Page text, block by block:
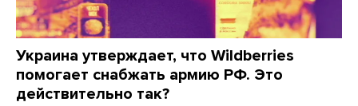
Украина утверждает, что Wildberries
помогает снабжать армию РФ. Это
действительно так?